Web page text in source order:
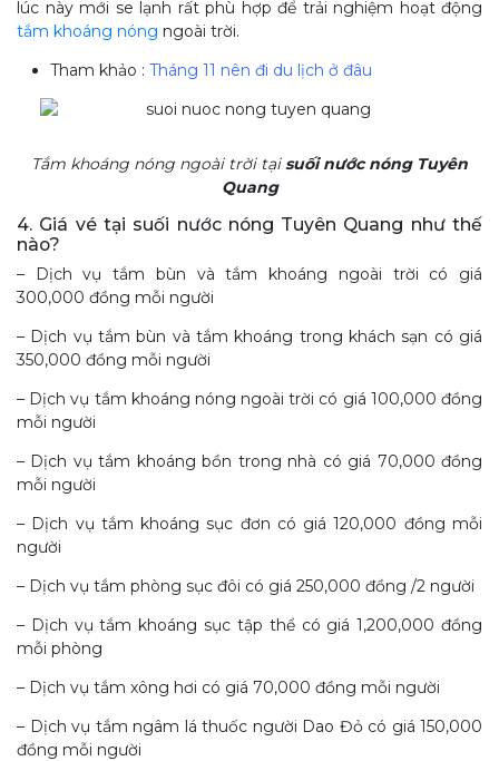
lúc này mới se lạnh rất phù hợp để trải nghiệm hoạt động
tắm khoáng nóng ngoài trời.
Tham khảo : Tháng 11 nên đi du lịch ở đâu
Tắm khoáng nóng ngoài trời tạisuối nước nóng Tuyên
Quang
4. Giá vé tại suối nước nóng Tuyên Quang như thế
nào?
– Dịch vụ tắm bùn và tắm khoáng ngoài trời có giá
300,000 đồng mỗi người
– Dịch vụ tắm bùn và tắm khoáng trong khách sạn có giá
350,000 đồng mỗi người
– Dịch vụ tắm khoáng nóng ngoài trời có giá 100,000 đồng
mỗi người
– Dịch vụ tắm khoáng bồn trong nhà có giá 70,000 đồng
mỗi người
– Dịch vụ tắm khoáng sục đơn có giá 120,000 đồng mỗi
người
– Dịch vụ tắm phòng sục đôi có giá 250,000 đồng /2 người
– Dịch vụ tắm khoáng sục tập thể có giá 1,200,000 đồng
mỗi phòng
– Dịch vụ tắm xông hơi có giá 70,000 đồng mỗi người
– Dịch vụ tắm ngâm lá thuốc người Dao Đỏ có giá 150,000
đồng mỗi người